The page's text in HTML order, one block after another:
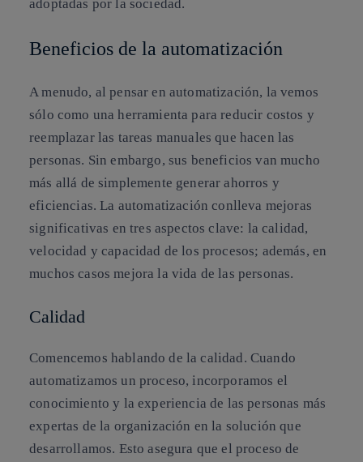
adoptadas por la sociedad.
Beneficios de la automatización
A menudo, al pensar en automatización, la vemos
sólo como una herramienta para reducir costos y
reemplazar las tareas manuales que hacen las
personas. Sin embargo, sus beneficios van mucho
más allá de simplemente generar ahorros y
eficiencias. La automatización conlleva mejoras
significativas en tres aspectos clave: la calidad,
velocidad y capacidad de los procesos; además, en
muchos casos mejora la vida de las personas.
Calidad
Comencemos hablando de la calidad. Cuando
automatizamos un proceso, incorporamos el
conocimiento y la experiencia de las personas más
expertas de la organización en la solución que
desarrollamos. Esto asegura que el proceso de